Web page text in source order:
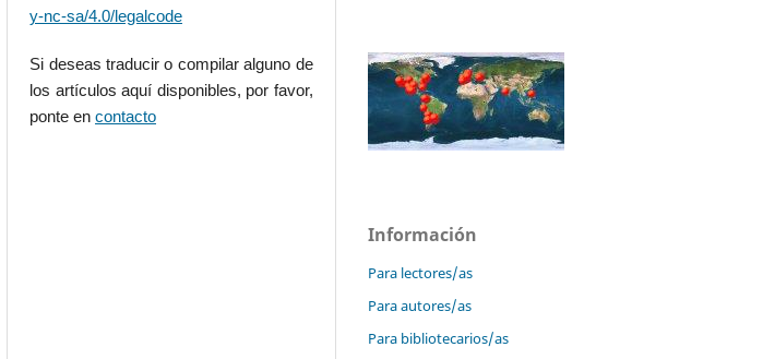
y-nc-sa/4.0/legalcode
Si deseas traducir o compilar alguno de
los artículos aquí disponibles, por favor,
ponte encontacto
Información
Para lectores/as
Para autores/as
Para bibliotecarios/as